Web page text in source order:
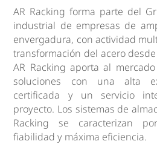
AR Racking forma parte del
industrial de empresas de
envergadura, con actividad
transformación del acero
AR Racking aporta al
soluciones con una alta
certificada y un servicio
proyecto. Los sistemas de
Racking se caracterizan
fiabilidad y máxima eficiencia.